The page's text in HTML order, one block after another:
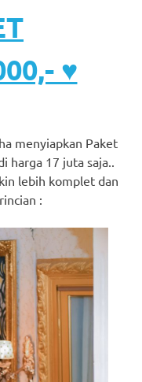
♥
menyiapkan Paket
harga 17 juta saja..
lebih komplet dan
: